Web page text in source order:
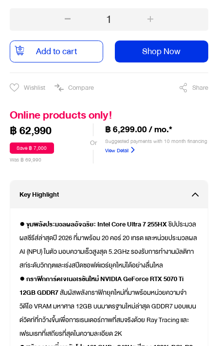
1
Add to cart Shop Now
Wishlist Compare Share
Online products only!
฿ 62,990
Save ฿ 7,000
Was ฿ 69,990
Or
฿ 6,299.00 / mo.*
Suggested payments with 10 month financing
View Detail
Key Highlight
●ขุมพลังประมวลผลอัจฉริยะ Intel Core Ultra 7 255HXชิปประมวล
ผลซีรีส์ล่าสุดปี 2026 ที่มาพร้อม 20 คอร์ 20 เทรด และหน่วยประมวลผล
AI (NPU) ในตัว มอบความเร็วสูงสุด 5.2GHz รองรับการทำงานมัลติทา
สก์ระดับวิกฤตและเร่งสปีดซอฟต์แวร์ยุคใหม่ได้อย่างลื่นไหล
●กราฟิกการ์ดเจเนอเรชันใหม่ NVIDIA GeForce RTX 5070 Ti
12GB GDDR7สัมผัสพลังกราฟิกยุคใหม่ที่มาพร้อมหน่วยความจำ
วิดีโอ VRAM มหาศาล 12GB บนมาตรฐานใหม่ล่าสุด GDDR7 มอบแบน
ด์วิดท์ที่กว้างขึ้นเพื่อการเรนเดอร์ภาพที่สมจริงด้วย Ray Tracing และ
เฟรมเรทที่เสถียรที่สุดในความละเอียด 2K